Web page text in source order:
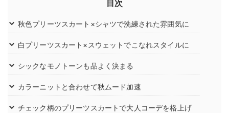
目次
秋色プリーツスカート×シャツで洗練された雰囲気に
白プリーツスカート×スウェットでこなれスタイルに
シックなモノトーンも品よく決まる
カラーニットと合わせて秋ムード加速
チェック柄のプリーツスカートで大人コーデを格上げ